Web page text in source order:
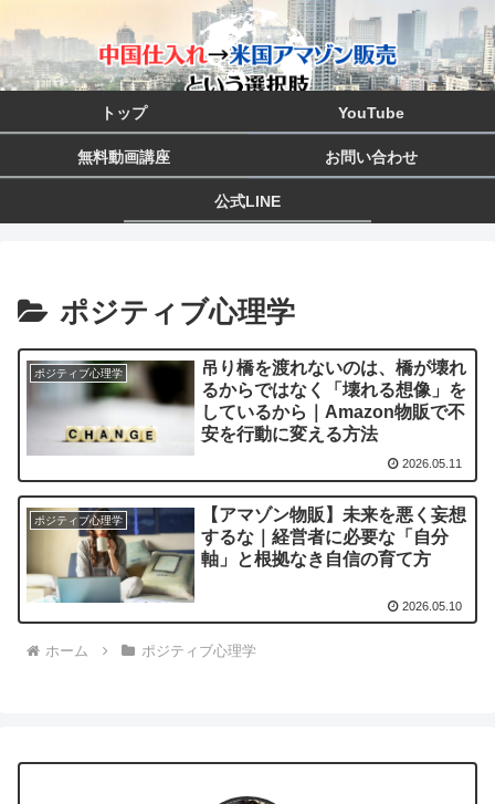
トップ YouTube
無料動画講座 お問い合わせ
公式LINE
ポジティブ心理学
ポジティブ心理学
吊り橋を渡れないのは、橋が壊れ
るからではなく「壊れる想像」を
しているから｜Amazon物販で不
安を行動に変える方法
2026.05.11
ポジティブ心理学
【アマゾン物販】未来を悪く妄想
するな｜経営者に必要な「自分
軸」と根拠なき自信の育て方
2026.05.10
ホーム ポジティブ心理学